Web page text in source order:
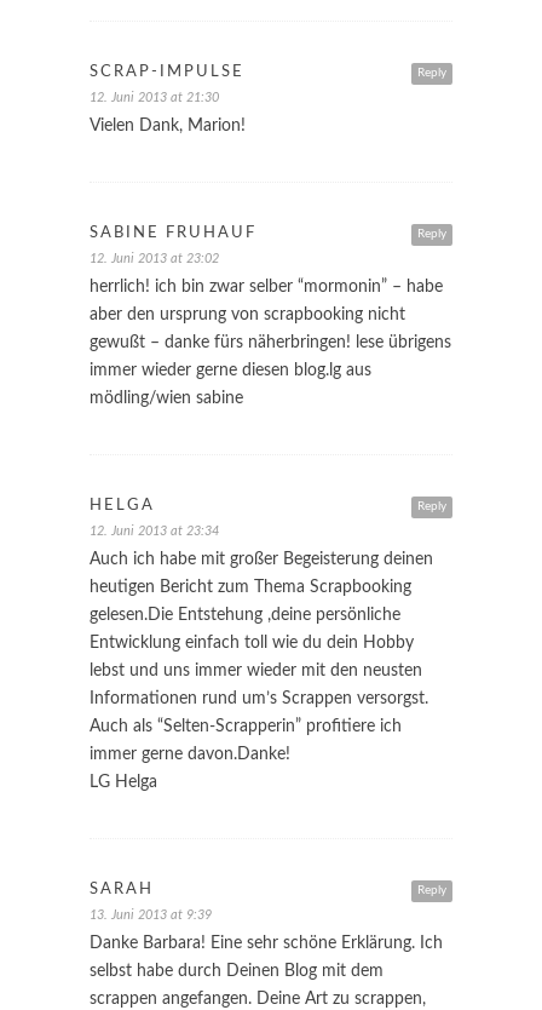
Reply
SCRAP-IMPULSE
12. Juni 2013 at 21:30
Vielen Dank, Marion!
Reply
SABINE FRÜHAUF
12. Juni 2013 at 23:02
herrlich! ich bin zwar selber “mormonin” – habe
aber den ursprung von scrapbooking nicht
gewußt – danke fürs näherbringen! lese übrigens
immer wieder gerne diesen blog.lg aus
mödling/wien sabine
Reply
HELGA
12. Juni 2013 at 23:34
Auch ich habe mit großer Begeisterung deinen
heutigen Bericht zum Thema Scrapbooking
gelesen.Die Entstehung ,deine persönliche
Entwicklung einfach toll wie du dein Hobby
lebst und uns immer wieder mit den neusten
Informationen rund um’s Scrappen versorgst.
Auch als “Selten-Scrapperin” profitiere ich
immer gerne davon.Danke!
LG Helga
Reply
SARAH
13. Juni 2013 at 9:39
Danke Barbara! Eine sehr schöne Erklärung. Ich
selbst habe durch Deinen Blog mit dem
scrappen angefangen. Deine Art zu scrappen,